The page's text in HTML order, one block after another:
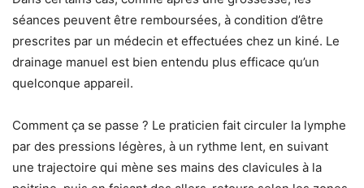
séances peuvent être remboursées, à condition d’être
prescrites par un médecin et effectuées chez un kiné. Le
drainage manuel est bien entendu plus efficace qu’un
quelconque appareil.
Comment ça se passe ? Le praticien fait circuler la lymphe
par des pressions légères, à un rythme lent, en suivant
une trajectoire qui mène ses mains des clavicules à la